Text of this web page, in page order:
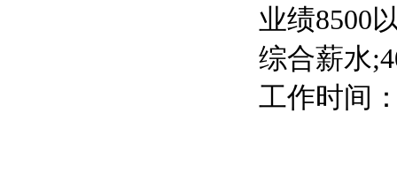
业绩8500
综合薪水
工作时间